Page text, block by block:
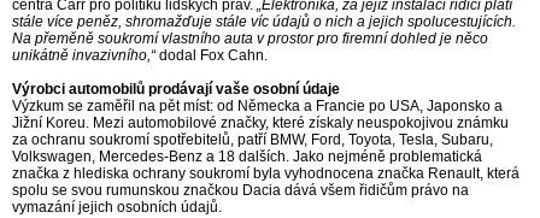
centra Carr pro politiku lidských práv. „Elektronika, za jejíž instalaci řidiči platí
stále více peněz, shromažďuje stále víc údajů o nich a jejich spolucestujících.
Na přeměně soukromí vlastního auta v prostor pro firemní dohled je něco
unikátně invazivního,“dodal Fox Cahn.
Výrobci automobilů prodávají vaše osobní údaje
Výzkum se zaměřil na pět míst: od Německa a Francie po USA, Japonsko a
Jižní Koreu. Mezi automobilové značky, které získaly neuspokojivou známku
za ochranu soukromí spotřebitelů, patří BMW, Ford, Toyota, Tesla, Subaru,
Volkswagen, Mercedes-Benz a 18 dalších. Jako nejméně problematická
značka z hlediska ochrany soukromí byla vyhodnocena značka Renault, která
spolu se svou rumunskou značkou Dacia dává všem řidičům právo na
vymazání jejich osobních údajů.